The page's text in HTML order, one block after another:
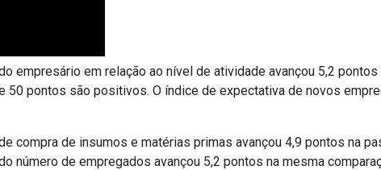
empresário em relação ao nível de atividade avançou 5,2
50 pontos são positivos. O índice de expectativa de novos
compra de insumos e matérias primas avançou 4,9 pontos na
número de empregados avançou 5,2 pontos na mesma